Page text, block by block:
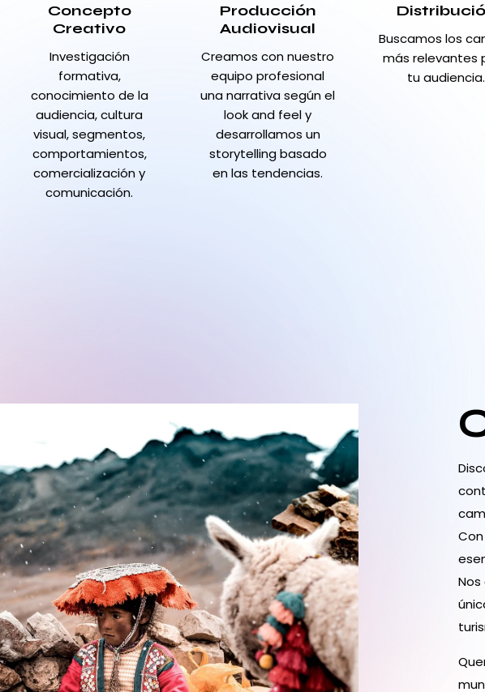
Concepto
Creativo
Investigación
formativa,
conocimiento de la
audiencia, cultura
visual, segmentos,
comportamientos,
comercialización y
comunicación.
Producción
Audiovisual
Creamos con nuestro
equipo profesional
una narrativa según el
look and feel y
desarrollamos un
storytelling basado
en las tendencias.
Buscamos los
más relevantes
tu audiencia.